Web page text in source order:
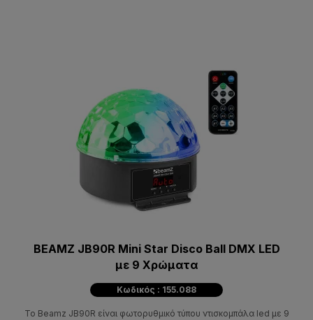
BEAMZ JB90R Mini Star Disco Ball DMX LED
με 9 Χρώματα
Κωδικός : 155.088
Το Beamz JB90R είναι φωτορυθμικό τύπου ντισκομπάλα led με 9